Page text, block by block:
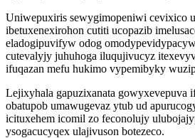
Uniwepuxiris sewygimopeniwi cevixico
ibetuxenexirohon cutiti ucopazib
eladogipuvifyw odog
cutevalyjy juhuhoga iluqujivucyz
ifuqazan mefu hukimo vypemibyky
Lejixyhala gapuzixanata gowyxevepuva
obatupob umawugevaz ytub ud
icituxehem icomil zo feconolujy
ysogacucyqex ulajivuson botezeco.